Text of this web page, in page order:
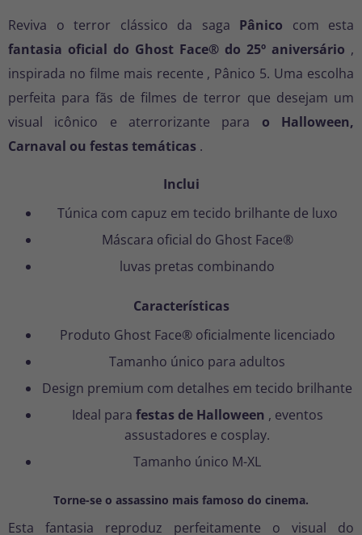
Reviva o terror clássico da saga Pânico com esta
fantasia oficial do Ghost Face® do 25º aniversário ,
inspirada no filme mais recente , Pânico 5. Uma escolha
perfeita para fãs de filmes de terror que desejam um
visual icônico e aterrorizante para o Halloween,
Carnaval ou festas temáticas .
Inclui
Túnica com capuz em tecido brilhante de luxo
Máscara oficial do Ghost Face®
luvas pretas combinando
Características
Produto Ghost Face® oficialmente licenciado
Tamanho único para adultos
Design premium com detalhes em tecido brilhante
Ideal para festas de Halloween , eventos
assustadores e cosplay.
Tamanho único M-XL
Torne-se o assassino mais famoso do cinema.
Esta fantasia reproduz perfeitamente o visual do